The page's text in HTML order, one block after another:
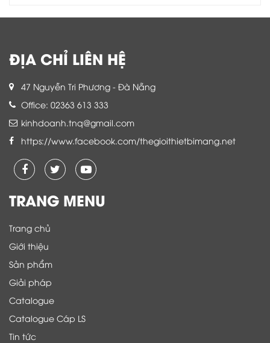
ĐỊA CHỈ LIÊN HỆ
47 Nguyễn Tri Phương - Đà Nẵng
Office: 02363 613 333
kinhdoanh.tnq@gmail.com
https://www.facebook.com/thegioithietbimang.net
TRANG MENU
Trang chủ
Giới thiệu
Sản phẩm
Giải pháp
Catalogue
Catalogue Cáp LS
Tin tức